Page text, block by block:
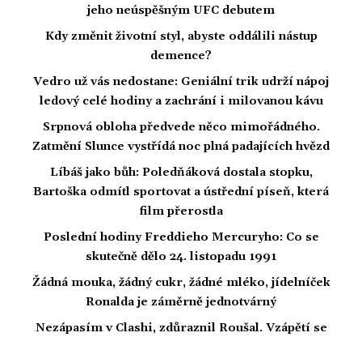
jeho neúspěšným UFC debutem
Kdy změnit životní styl, abyste oddálili nástup
demence?
Vedro už vás nedostane: Geniální trik udrží nápoj
ledový celé hodiny a zachrání i milovanou kávu
Srpnová obloha předvede něco mimořádného.
Zatmění Slunce vystřídá noc plná padajících hvězd
Líbáš jako bůh: Poledňáková dostala stopku,
Bartoška odmítl sportovat a ústřední píseň, která
film přerostla
Poslední hodiny Freddieho Mercuryho: Co se
skutečně dělo 24. listopadu 1991
Žádná mouka, žádný cukr, žádné mléko, jídelníček
Ronalda je záměrně jednotvárný
Nezápasím v Clashi, zdůraznil Roušal. Vzápětí se